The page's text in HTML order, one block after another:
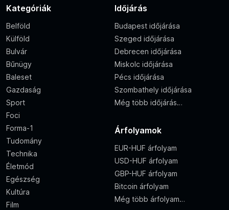
Kategóriák
Belföld
Külföld
Bulvár
Bűnügy
Baleset
Gazdaság
Sport
Foci
Forma-1
Tudomány
Technika
Életmód
Egészség
Kultúra
Film
Időjárás
Budapest időjárása
Szeged időjárása
Debrecen időjárása
Miskolc időjárása
Pécs időjárása
Szombathely időjárása
Még több időjárás…
Árfolyamok
EUR-HUF árfolyam
USD-HUF árfolyam
GBP-HUF árfolyam
Bitcoin árfolyam
Még több árfolyam…